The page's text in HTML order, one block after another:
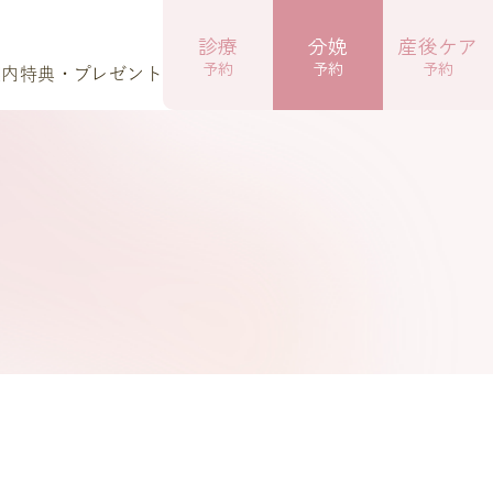
特典・プレゼント
診療
予約
分娩
予約
産後ケア
予約